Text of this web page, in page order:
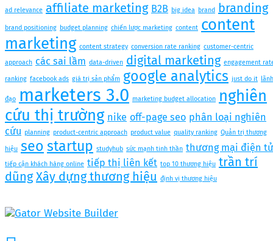
ad relevance affiliate marketing B2B big idea brand branding
brand positioning budget planning chiến lược marketing content content
marketing content strategy conversion rate ranking customer-centric
approach các sai lầm data-driven digital marketing engagement
ranking facebook ads giá trị sản phẩm google analytics just do it lãnh
đạo marketers 3.0 marketing budget allocation nghiên
cứu thị trường nike off-page seo phân loại nghiên
cứu planning product-centric approach product value quality ranking Quản trị thương
hiệu seo startup studyhub sức mạnh tinh thần thương mại điện tử
tiếp cận khách hàng online tiếp thị liên kết top 10 thương hiệu trần trí
dũng Xây dựng thương hiệu định vị thương hiệu